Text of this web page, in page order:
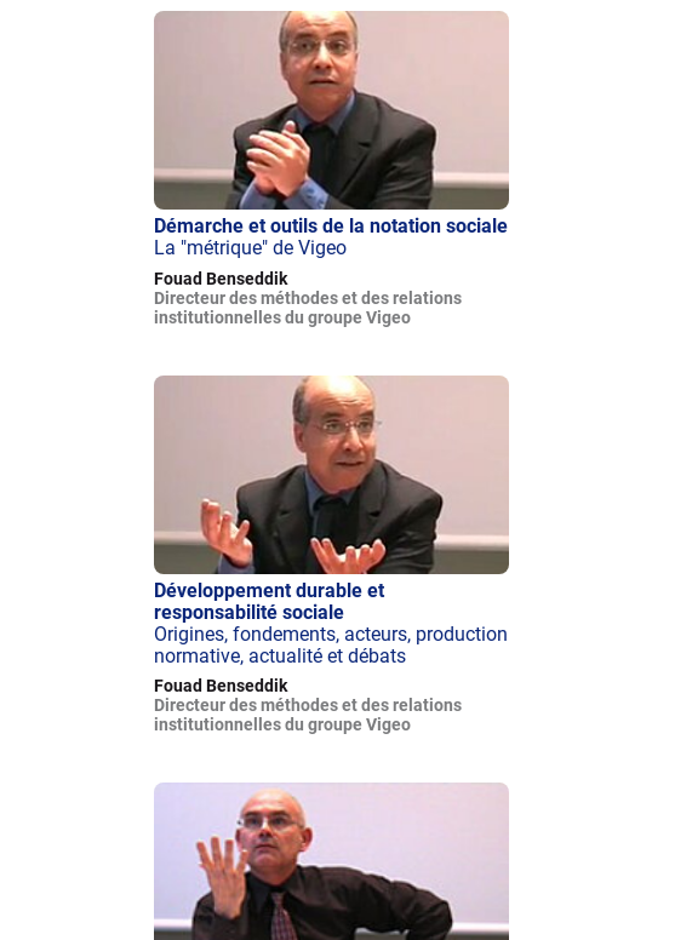
Démarche et outils de la notation sociale
La "métrique" de Vigeo
Fouad Benseddik
Directeur des méthodes et des relations
institutionnelles du groupe Vigeo
Développement durable et
responsabilité sociale
Origines, fondements, acteurs, production
normative, actualité et débats
Fouad Benseddik
Directeur des méthodes et des relations
institutionnelles du groupe Vigeo